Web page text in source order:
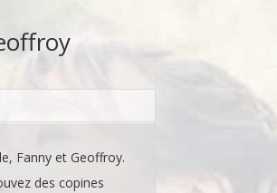
Fanny et Geoffroy.
des copines